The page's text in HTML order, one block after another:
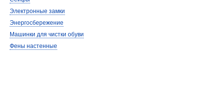
Электронные замки
Энергосбережение
Машинки для чистки обуви
Фены настенные